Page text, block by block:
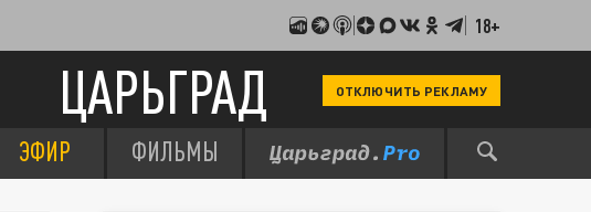
18+
ЦАРЬГРАД ОТКЛЮЧИТЬ РЕКЛАМУ
ЭФИР ФИЛЬМЫ